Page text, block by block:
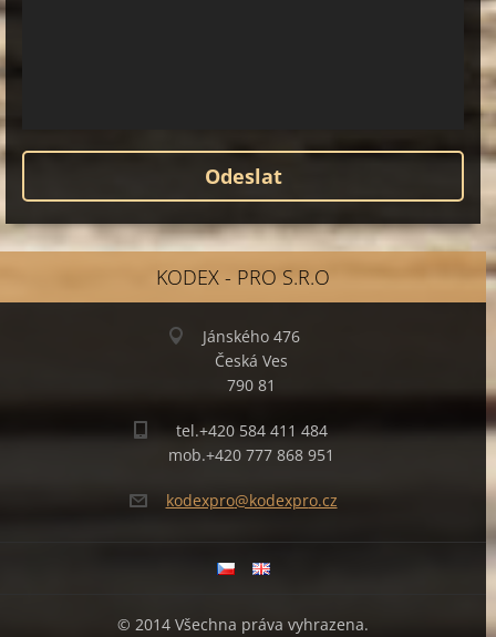
KODEX - PRO S.R.O
Jánského 476
Česká Ves
790 81
tel.+420 584 411 484
mob.+420 777 868 951
kodexpro@kodexpro.cz
© 2014 Všechna práva vyhrazena.